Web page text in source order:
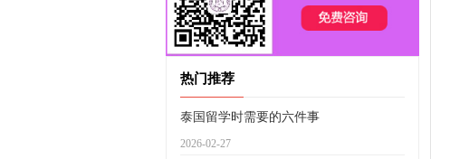
热门推荐
泰国留学时需要的六件事
2026-02-27